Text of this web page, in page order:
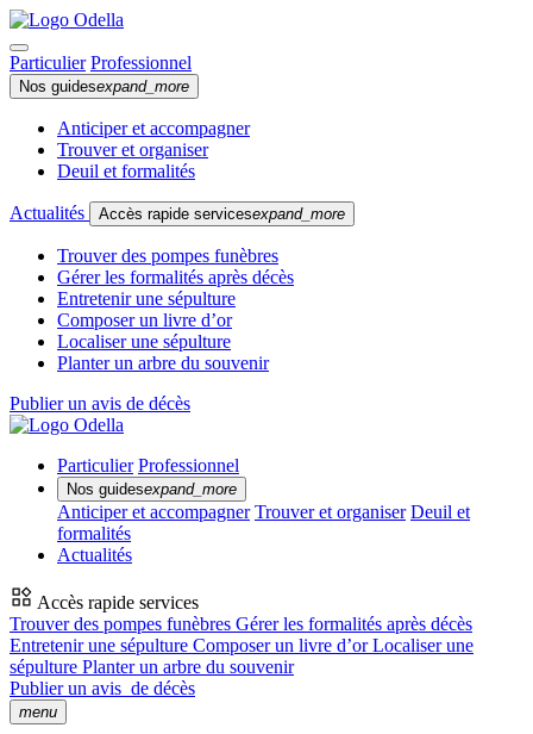
Particulier Professionnel
Nos guidesexpand_more
Anticiper et accompagner
Trouver et organiser
Deuil et formalités
Actualités Accès rapide servicesexpand_more
Trouver des pompes funèbres
Gérer les formalités après décès
Entretenir une sépulture
Composer un livre d’or
Localiser une sépulture
Planter un arbre du souvenir
Publier un avis de décès
Particulier Professionnel
Nos guidesexpand_more
Anticiper et accompagner Trouver et organiser Deuil et
formalités
Actualités
Accès rapide services
Trouver des pompes funèbres Gérer les formalités après décès
Entretenir une sépulture Composer un livre d’orLocaliser une
sépulture Planter un arbre du souvenir
Publier un avis de décès
menu